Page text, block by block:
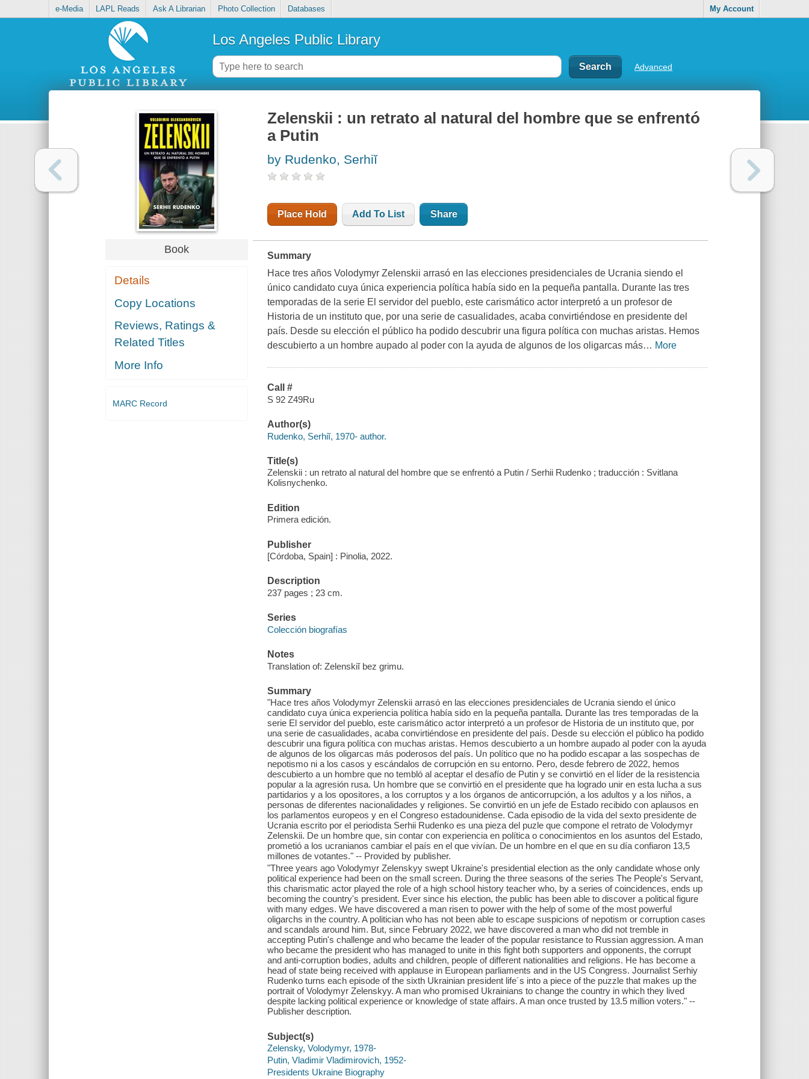
e-Media LAPL Reads Ask A Librarian Photo Collection Databases My Account
Los Angeles Public Library
Advanced
Book
Details
Copy Locations
Reviews, Ratings &
Related Titles
More Info
MARC Record
Zelenskii : un retrato al natural del hombre que se enfrentó
a Putin
by Rudenko, Serhiĭ
Place Hold Add To List Share
Summary
Hace tres años Volodymyr Zelenskii arrasó en las elecciones presidenciales de Ucrania siendo el
único candidato cuya única experiencia política había sido en la pequeña pantalla. Durante las tres
temporadas de la serie El servidor del pueblo, este carismático actor interpretó a un profesor de
Historia de un instituto que, por una serie de casualidades, acaba convirtiéndose en presidente del
país. Desde su elección el público ha podido descubrir una figura política con muchas aristas. Hemos
descubierto a un hombre aupado al poder con la ayuda de algunos de los oligarcas más… More
Call #
S 92 Z49Ru
Author(s)
Rudenko, Serhiĭ, 1970- author.
Title(s)
Zelenskii : un retrato al natural del hombre que se enfrentó a Putin / Serhii Rudenko ; traducción : Svitlana
Kolisnychenko.
Edition
Primera edición.
Publisher
[Córdoba, Spain] : Pinolia, 2022.
Description
237 pages ; 23 cm.
Series
Colección biografías
Notes
Translation of: Zelenskiĭ bez grimu.
Summary
"Hace tres años Volodymyr Zelenskii arrasó en las elecciones presidenciales de Ucrania siendo el único
candidato cuya única experiencia política había sido en la pequeña pantalla. Durante las tres temporadas de la
serie El servidor del pueblo, este carismático actor interpretó a un profesor de Historia de un instituto que, por
una serie de casualidades, acaba convirtiéndose en presidente del país. Desde su elección el público ha podido
descubrir una figura política con muchas aristas. Hemos descubierto a un hombre aupado al poder con la ayuda
de algunos de los oligarcas más poderosos del país. Un político que no ha podido escapar a las sospechas de
nepotismo ni a los casos y escándalos de corrupción en su entorno. Pero, desde febrero de 2022, hemos
descubierto a un hombre que no tembló al aceptar el desafío de Putin y se convirtió en el líder de la resistencia
popular a la agresión rusa. Un hombre que se convirtió en el presidente que ha logrado unir en esta lucha a sus
partidarios y a los opositores, a los corruptos y a los órganos de anticorrupción, a los adultos y a los niños, a
personas de diferentes nacionalidades y religiones. Se convirtió en un jefe de Estado recibido con aplausos en
los parlamentos europeos y en el Congreso estadounidense. Cada episodio de la vida del sexto presidente de
Ucrania escrito por el periodista Serhii Rudenko es una pieza del puzle que compone el retrato de Volodymyr
Zelenskii. De un hombre que, sin contar con experiencia en política o conocimientos en los asuntos del Estado,
prometió a los ucranianos cambiar el país en el que vivían. De un hombre en el que en su día confiaron 13,5
millones de votantes." -- Provided by publisher.
"Three years ago Volodymyr Zelenskyy swept Ukraine's presidential election as the only candidate whose only
political experience had been on the small screen. During the three seasons of the series The People's Servant,
this charismatic actor played the role of a high school history teacher who, by a series of coincidences, ends up
becoming the country's president. Ever since his election, the public has been able to discover a political figure
with many edges. We have discovered a man risen to power with the help of some of the most powerful
oligarchs in the country. A politician who has not been able to escape suspicions of nepotism or corruption cases
and scandals around him. But, since February 2022, we have discovered a man who did not tremble in
accepting Putin's challenge and who became the leader of the popular resistance to Russian aggression. A man
who became the president who has managed to unite in this fight both supporters and opponents, the corrupt
and anti-corruption bodies, adults and children, people of different nationalities and religions. He has become a
head of state being received with applause in European parliaments and in the US Congress. Journalist Serhiy
Rudenko turns each episode of the sixth Ukrainian president life´s into a piece of the puzzle that makes up the
portrait of Volodymyr Zelenskyy. A man who promised Ukrainians to change the country in which they lived
despite lacking political experience or knowledge of state affairs. A man once trusted by 13.5 million voters." --
Publisher description.
Subject(s)
Zelensky, Volodymyr, 1978-
Putin, Vladimir Vladimirovich, 1952-
Presidents Ukraine Biography